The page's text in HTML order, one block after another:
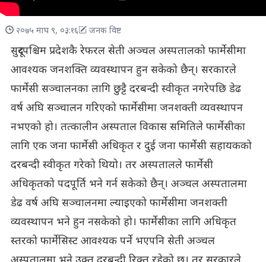
२०७५ माघ ९, ०३:१६ जनक विष्ट
सुदूरपश्चिम प्रदेशकै रेफरल सेती अञ्चल अस्पतालको फार्मेसीमा
आवश्यक जनशक्ति व्यवस्थापन हुन सकेको छैन्। सरकारले
फार्मेसी सञ्चालनका लागि छुट्टै दरबन्दी स्वीकृत नगरेपछि डेढ
वर्ष अघि सञ्चालन गरिएको फार्मेसीमा जनशक्ती व्यवस्थापन
नभएको हो। तत्कालीन अस्पताल विकास समितिले फार्मेसीका
लागि एक जना फार्मेसी अधिकृत र दुई जना फार्मेसी सहायकको
दरबन्दी स्वीकृत गरेको थियो। तर अस्पतालले फार्मेसी
अधिकृतको पदपूर्ति भने गर्न सकेको छैन्। अञ्चल अस्पतालमा
डेढ वर्ष अघि सञ्चालनमा ल्याइएको फार्मेसीमा जनशक्ती
व्यवस्थापन भने हुन नसकेको हो। फार्मेसीका लागि अधिकृत
स्तरको फार्मेसिस्ट आवश्यक पर्ने भएपनि सेती अञ्चल